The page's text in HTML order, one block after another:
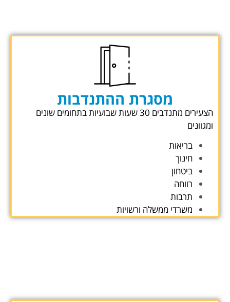
מסגרת ההתנדבות
הצעירים מתנדבים 30 שעות שבועיות בתחומים שונים
ומגוונים
בריאות
חינוך
ביטחון
רווחה
תרבות
משרדי ממשלה ורשויות